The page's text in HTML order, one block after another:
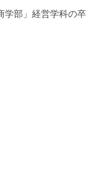
学部」経営学科の卒